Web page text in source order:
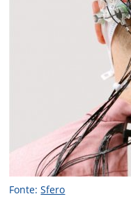
Fonte:Sfero